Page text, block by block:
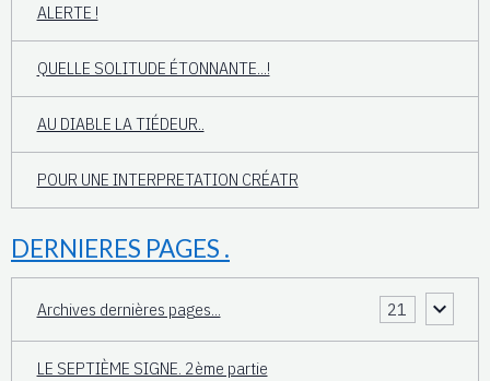
ALERTE !
QUELLE SOLITUDE ÉTONNANTE...!
AU DIABLE LA TIÉDEUR..
POUR UNE INTERPRETATION CRÉATR
DERNIERES PAGES .
Archives dernières pages... 21
LE SEPTIÈME SIGNE. 2ème partie